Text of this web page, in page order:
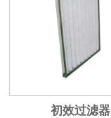
初效过滤器